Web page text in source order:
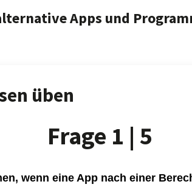
Apps und
üben
Frage 1 | 5